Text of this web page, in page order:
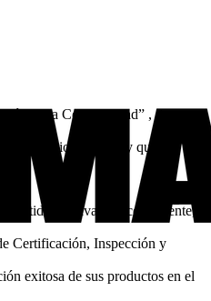
de la Conformidad” , de
internacionalmente y que
motivado y competente,
Certificación, Inspección y
exitosa de sus productos en el